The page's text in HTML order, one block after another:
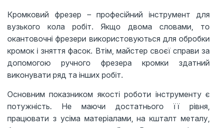
Кромковий фрезер – професійний інструмент для
вузького кола робіт. Якщо двома словами, то
окантовочні фрезери використовуються для обробки
кромок і зняття фасок. Втім, майстер своєї справи за
допомогою ручного фрезера кромки здатний
виконувати ряд та інших робіт.
Основним показником якості роботи інструменту є
потужність. Не маючи достатнього її рівня,
працювати з усіма матеріалами, на кшталт металу,